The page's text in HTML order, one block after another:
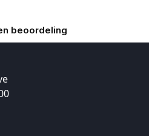
beoordeling